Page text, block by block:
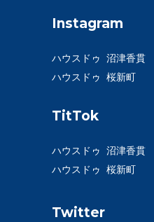
Instagram
ハウスドゥ 沼津香貫
ハウスドゥ 桜新町
TitTok
ハウスドゥ 沼津香貫
ハウスドゥ 桜新町
Twitter